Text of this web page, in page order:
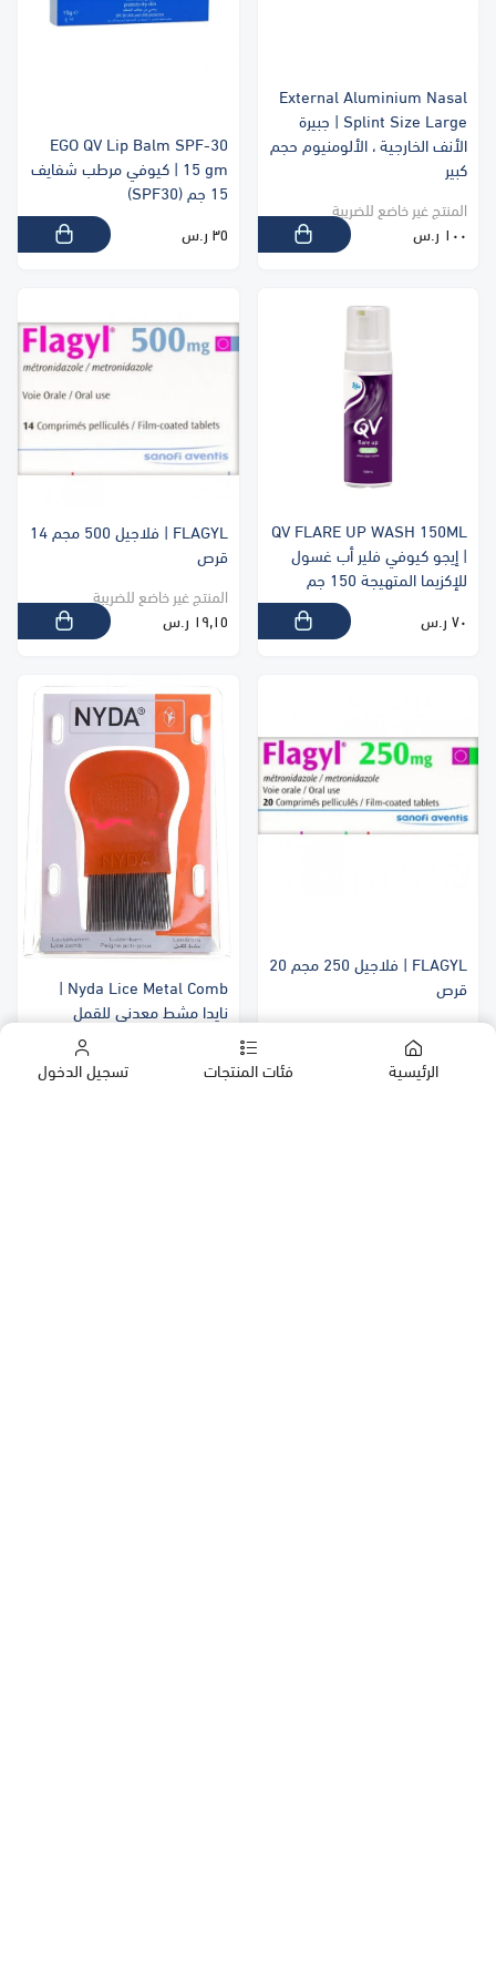
الرئيسية فئات المنتجات تسجيل الدخول
External Aluminium Nasal
Splint Size Large | جبيرة
الأنف الخارجية ، الألومنيوم حجم
كبير
المنتج غير خاضع للضريبة
١٠٠ ر.س
EGO QV Lip Balm SPF-30
15 gm | كيوفي مرطب شفايف
15 جم (SPF30)
٣٥ ر.س
QV FLARE UP WASH 150ML
| إيجو كيوفي فلير أب غسول
للإكزيما المتهيجة 150 جم
٧٠ ر.س
FLAGYL | فلاجيل 500 مجم 14
قرص
المنتج غير خاضع للضريبة
١٩٫١٥ ر.س
FLAGYL | فلاجيل 250 مجم 20
قرص
Nyda Lice Metal Comb |
نايدا مشط معدني للقمل